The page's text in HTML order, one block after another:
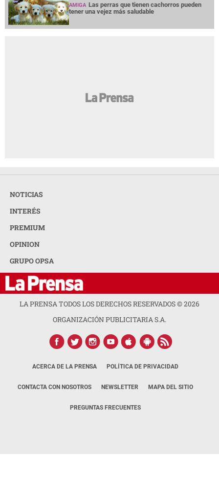
AMIGA Las perras que tienen cachorros pueden
tener una vejez más saludable
NOTICIAS
INTERÉS
PREMIUM
OPINION
GRUPO OPSA
LA PRENSA TODOS LOS DERECHOS RESERVADOS ©2026
ORGANIZACIÓN PUBLICITARIA S.A.
ACERCA DE LA PRENSA POLÍTICA DE PRIVACIDAD
CONTACTA CON NOSOTROS NEWSLETTER MAPA DEL SITIO
PREGUNTAS FRECUENTES